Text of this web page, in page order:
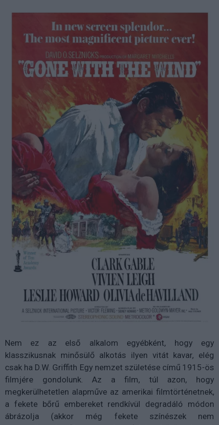
Nem ez az első alkalom egyébként, hogy egy
klasszikusnak minősülő alkotás ilyen vitát kavar, elég
csak ha D.W. Griffith Egy nemzet születése című 1915-ös
filmjére gondolunk. Az a film, túl azon, hogy
megkerülhetetlen alapműve az amerikai filmtörténetnek,
a fekete bőrű embereket rendkívül degradáló módon
ábrázolja (akkor még fekete színészek nem